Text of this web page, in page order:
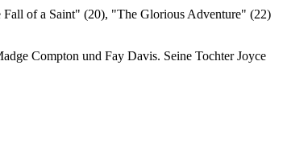
Fall of a Saint" (20), "The Glorious Adventure" (22)
Compton und Fay Davis. Seine Tochter Joyce